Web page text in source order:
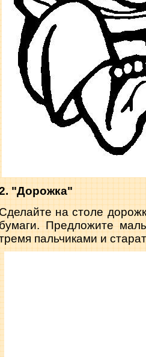
"Дорожка"
Сделайте на столе
бумаги. Предложите
пальчиками и